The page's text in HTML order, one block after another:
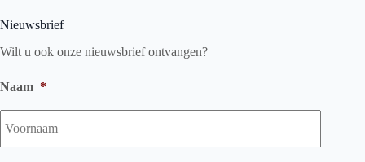
Nieuwsbrief
Wilt u ook onze nieuwsbrief ontvangen?
Naam *